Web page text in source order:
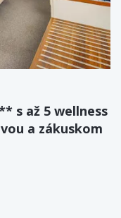
s až 5 wellness
a zákuskom